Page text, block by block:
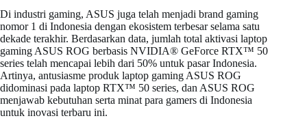
Di industri gaming, ASUS juga telah menjadi brand gaming
nomor 1 di Indonesia dengan ekosistem terbesar selama satu
dekade terakhir. Berdasarkan data, jumlah total aktivasi laptop
gaming ASUS ROG berbasis NVIDIA® GeForce RTX™ 50
series telah mencapai lebih dari 50% untuk pasar Indonesia.
Artinya, antusiasme produk laptop gaming ASUS ROG
didominasi pada laptop RTX™ 50 series, dan ASUS ROG
menjawab kebutuhan serta minat para gamers di Indonesia
untuk inovasi terbaru ini.